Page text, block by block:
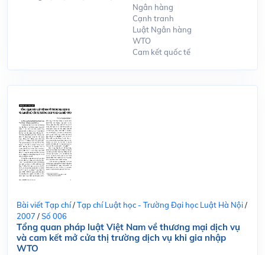
Ngân hàng
Cạnh tranh
Luật Ngân hàng
WTO
Cam kết quốc tế
Bài viết Tạp chí/Tạp chí Luật học - Trường Đại học Luật Hà Nội/
2007 /Số 006
Tổng quan pháp luật Việt Nam về thương mại dịch vụ
và cam kết mở cửa thị trường dịch vụ khi gia nhập
WTO